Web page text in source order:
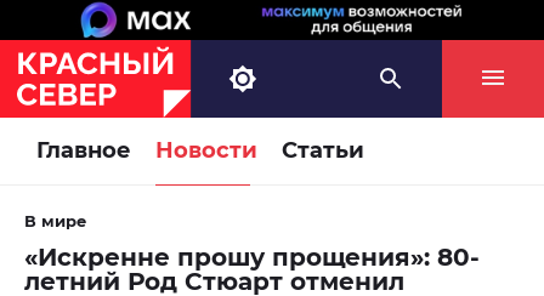
Главное Новости Статьи
В мире
«Искренне прошу прощения»: 80-
летний Род Стюарт отменил